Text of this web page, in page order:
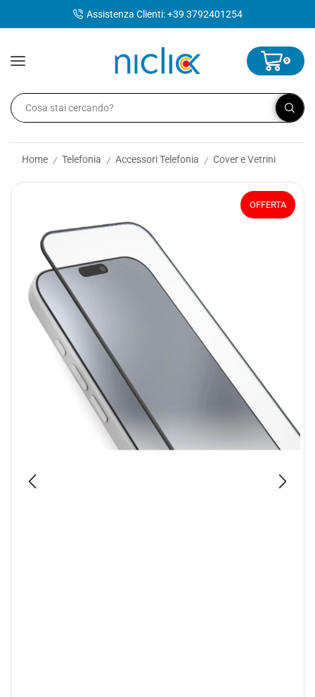
Assistenza Clienti: +39 3792401254
0
Home / Telefonia / Accessori Telefonia / Cover e Vetrini
OFFERTA